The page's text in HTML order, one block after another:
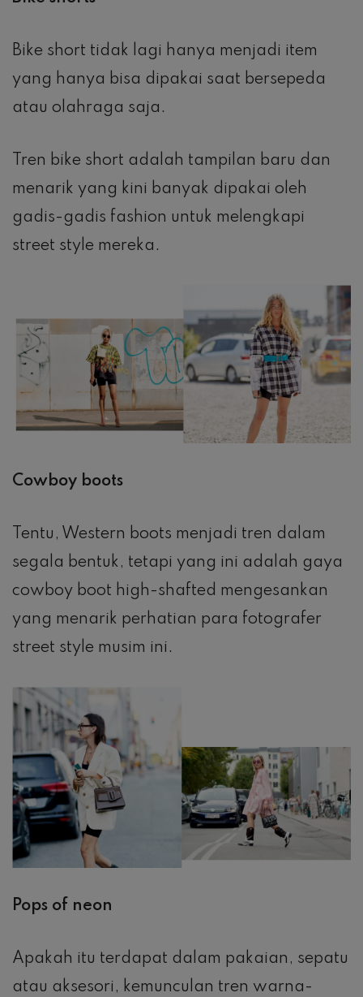
Bike short tidak lagi hanya menjadi item
yang hanya bisa dipakai saat bersepeda
atau olahraga saja.
Tren bike short adalah tampilan baru dan
menarik yang kini banyak dipakai oleh
gadis-gadis fashion untuk melengkapi
street style mereka.
Cowboy boots
Tentu, Western boots menjadi tren dalam
segala bentuk, tetapi yang ini adalah gaya
cowboy boot high-shafted mengesankan
yang menarik perhatian para fotografer
street style musim ini.
Pops of neon
Apakah itu terdapat dalam pakaian, sepatu
atau aksesori, kemunculan tren warna-